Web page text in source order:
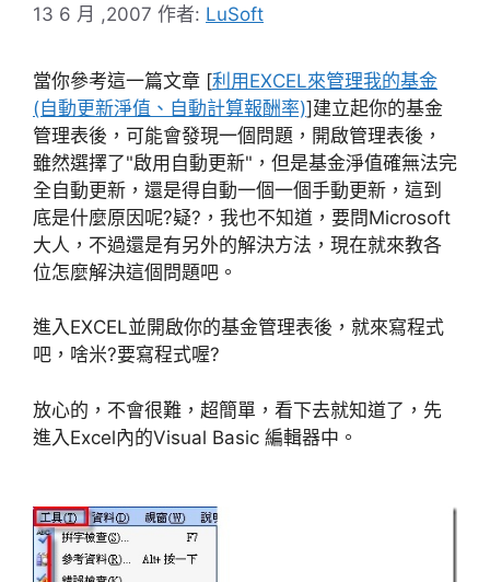
13 6 月 ,2007 作者: LuSoft
當你參考這一篇文章 [利用EXCEL來管理我的基金
(自動更新淨值、自動計算報酬率)]建立起你的基金
管理表後，可能會發現一個問題，開啟管理表後，
雖然選擇了"啟用自動更新"，但是基金淨值確無法完
全自動更新，還是得自動一個一個手動更新，這到
底是什麼原因呢?疑?，我也不知道，要問Microsoft
大人，不過還是有另外的解決方法，現在就來教各
位怎麼解決這個問題吧。
進入EXCEL並開啟你的基金管理表後，就來寫程式
吧，啥米?要寫程式喔?
放心的，不會很難，超簡單，看下去就知道了，先
進入Excel內的Visual Basic 編輯器中。